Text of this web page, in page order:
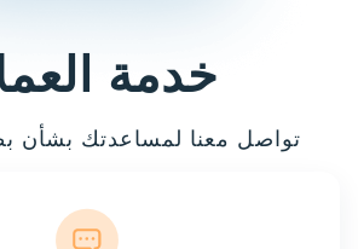
خدمة
تواصل معنا لمساعدتك بشأن